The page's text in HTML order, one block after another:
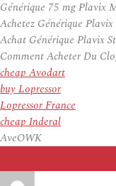
Générique 75 mg Plavix
Achetez Générique
Achat Générique Plavix
Comment Acheter Du
cheap Avodart
buy Lopressor
Lopressor France
cheap Inderal
AveOWK